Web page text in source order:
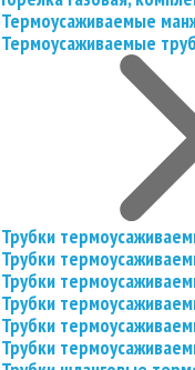
Термоусаживаемые
Термоусаживаемые
Трубки
Трубки
Трубки
Трубки
Трубки
Трубки